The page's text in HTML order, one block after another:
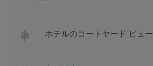
ホテルのコートヤード ビュー